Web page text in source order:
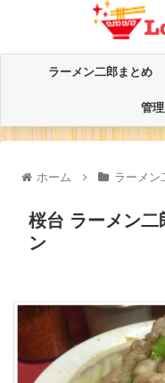
ラーメン二郎まとめ
管
ホーム ラーメン
桜台 ラーメン
ン